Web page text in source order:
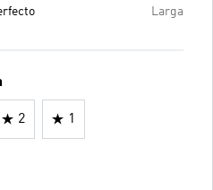
Larga
2 1